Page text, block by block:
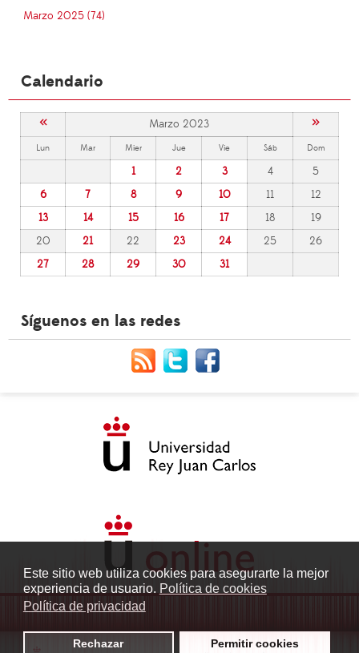
Este sitio web utiliza cookies para asegurarte la mejor
experiencia de usuario. Política de cookies
Política de privacidad
Rechazar Permitir cookies
Marzo 2025 (74)
Calendario
« Marzo 2023 »
Lun Mar Mier Jue Vie Sáb Dom
1 2 3 4
5
6
7 8 9 10 11
12
13
14 15 16 17 18
19
20
21 22 23 24 25
26
27
28 29 30 31
Síguenos en las redes